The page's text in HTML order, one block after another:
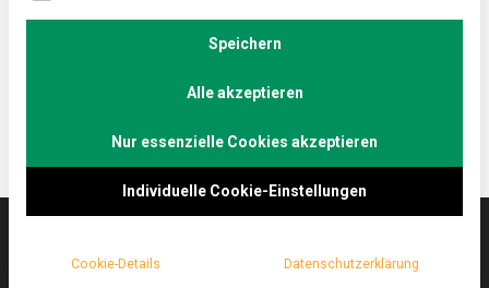
up Formo gesprochen, die veganen Käse aus dem
lebensmittelmagazin
(.de) ist das Online-
Speichern
Alle akzeptieren
Nur essenzielle Cookies akzeptieren
Individuelle Cookie-Einstellungen
Cookie-Details Datenschutzerklärung